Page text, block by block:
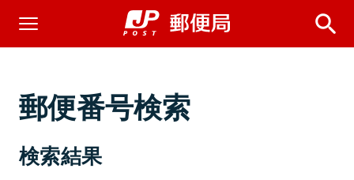
郵便番号検索
検索結果